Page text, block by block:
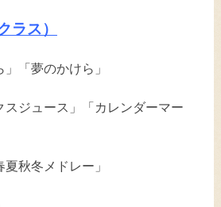
ラス）
「夢のかけら」
スジュース」「カレンダーマー
秋冬メドレー」